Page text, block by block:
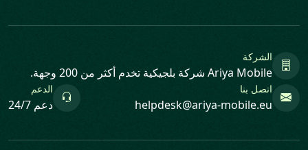
الشركة
Ariya Mobile شركة بلجيكية تخدم أكثر من 200 وجهة.
اتصل بنا
helpdesk@ariya-mobile.eu
الدعم
دعم 24/7